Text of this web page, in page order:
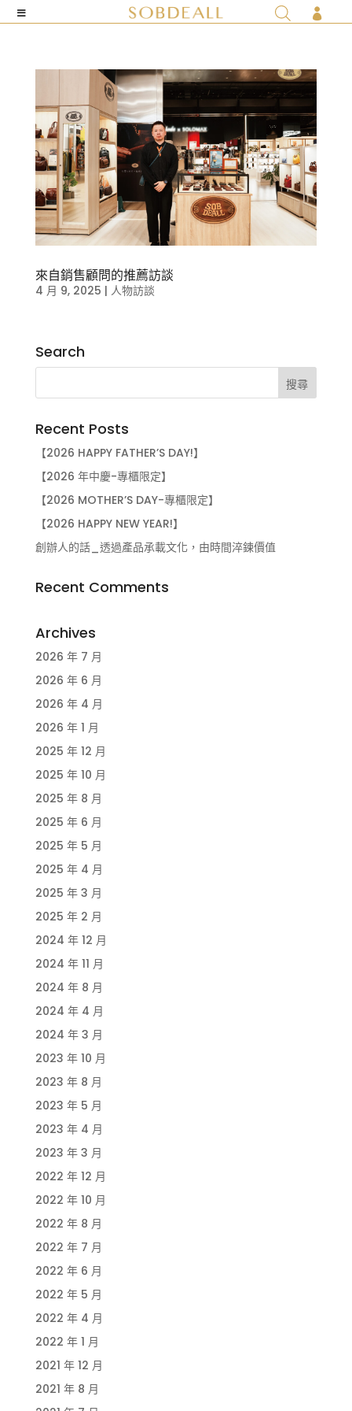

來自銷售顧問的推薦訪談
4 月 9, 2025 | 人物訪談
Search
Recent Posts
【2026 HAPPY FATHER’S DAY!】
【2026 年中慶-專櫃限定】
【2026 MOTHER’S DAY-專櫃限定】
【2026 HAPPY NEW YEAR!】
創辦人的話_透過產品承載文化，由時間淬鍊價值
Recent Comments
Archives
2026 年 7 月
2026 年 6 月
2026 年 4 月
2026 年 1 月
2025 年 12 月
2025 年 10 月
2025 年 8 月
2025 年 6 月
2025 年 5 月
2025 年 4 月
2025 年 3 月
2025 年 2 月
2024 年 12 月
2024 年 11 月
2024 年 8 月
2024 年 4 月
2024 年 3 月
2023 年 10 月
2023 年 8 月
2023 年 5 月
2023 年 4 月
2023 年 3 月
2022 年 12 月
2022 年 10 月
2022 年 8 月
2022 年 7 月
2022 年 6 月
2022 年 5 月
2022 年 4 月
2022 年 1 月
2021 年 12 月
2021 年 8 月